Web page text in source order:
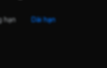
hạn Dài hạn